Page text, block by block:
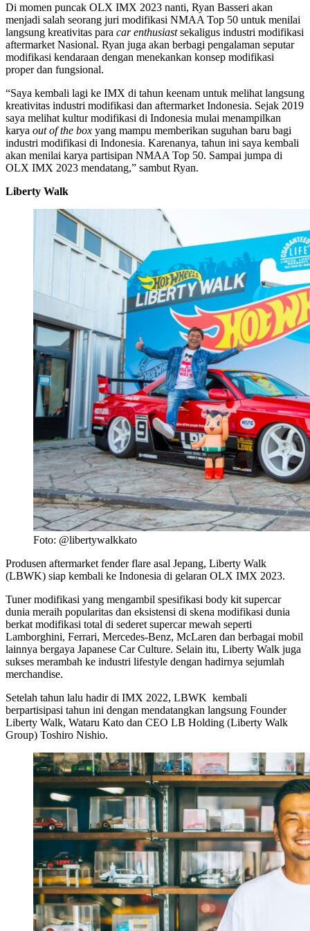
Di momen puncak OLX IMX 2023 nanti, Ryan Basseri akan
menjadi salah seorang juri modifikasi NMAA Top 50 untuk menilai
langsung kreativitas para car enthusiastsekaligus industri modifikasi
aftermarket Nasional. Ryan juga akan berbagi pengalaman seputar
modifikasi kendaraan dengan menekankan konsep modifikasi
proper dan fungsional.
“Saya kembali lagi ke IMX di tahun keenam untuk melihat langsung
kreativitas industri modifikasi dan aftermarket Indonesia. Sejak 2019
saya melihat kultur modifikasi di Indonesia mulai menampilkan
karya out of the box yang mampu memberikan suguhan baru bagi
industri modifikasi di Indonesia. Karenanya, tahun ini saya kembali
akan menilai karya partisipan NMAA Top 50. Sampai jumpa di
OLX IMX 2023 mendatang,” sambut Ryan.
Liberty Walk
Foto: @libertywalkkato
Produsen aftermarket fender flare asal Jepang, Liberty Walk
(LBWK) siap kembali ke Indonesia di gelaran OLX IMX 2023.
Tuner modifikasi yang mengambil spesifikasi body kit supercar
dunia meraih popularitas dan eksistensi di skena modifikasi dunia
berkat modifikasi total di sederet supercar mewah seperti
Lamborghini, Ferrari, Mercedes-Benz, McLaren dan berbagai mobil
lainnya bergaya Japanese Car Culture. Selain itu, Liberty Walk juga
sukses merambah ke industri lifestyle dengan hadirnya sejumlah
merchandise.
Setelah tahun lalu hadir di IMX 2022, LBWK kembali
berpartisipasi tahun ini dengan mendatangkan langsung Founder
Liberty Walk, Wataru Kato dan CEO LB Holding (Liberty Walk
Group) Toshiro Nishio.